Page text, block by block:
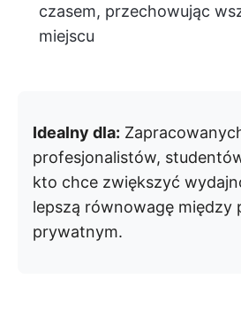
czasem, przechowując
miejscu
Idealny dla:
profesjonalistów,
kto chce zwiększyć
lepszą równowagę między
prywatnym.